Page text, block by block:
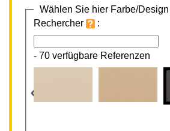
Wählen Sie hier Farbe/
Rechercher
:
- 70 verfügbare Referenzen
‹